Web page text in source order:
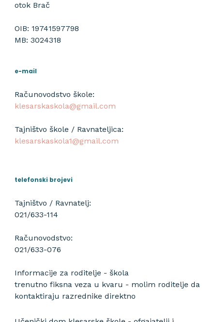
otok Brač
OIB: 19741597798
MB: 3024318
e-mail
Računovodstvo škole:
klesarskaskola@gmail.com
Tajništvo škole / Ravnateljica:
klesarskaskola1@gmail.com
telefonski brojevi
Tajništvo / Ravnatelj:
021/633-114
Računovodstvo:
021/633-076
Informacije za roditelje - škola
trenutno fiksna veza u kvaru - molim roditelje da
kontaktiraju razrednike direktno